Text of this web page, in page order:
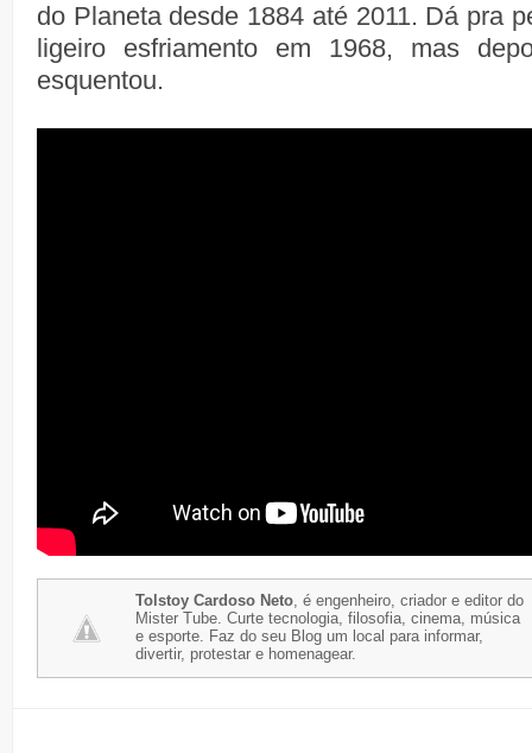
do Planeta desde 1884 até 2011. Dá pra
ligeiro esfriamento em 1968, mas
esquentou.
Tolstoy Cardoso Neto, é engenheiro, criador e editor do
Mister Tube. Curte tecnologia, filosofia, cinema, música
e esporte. Faz do seu Blog um local para informar,
divertir, protestar e homenagear.